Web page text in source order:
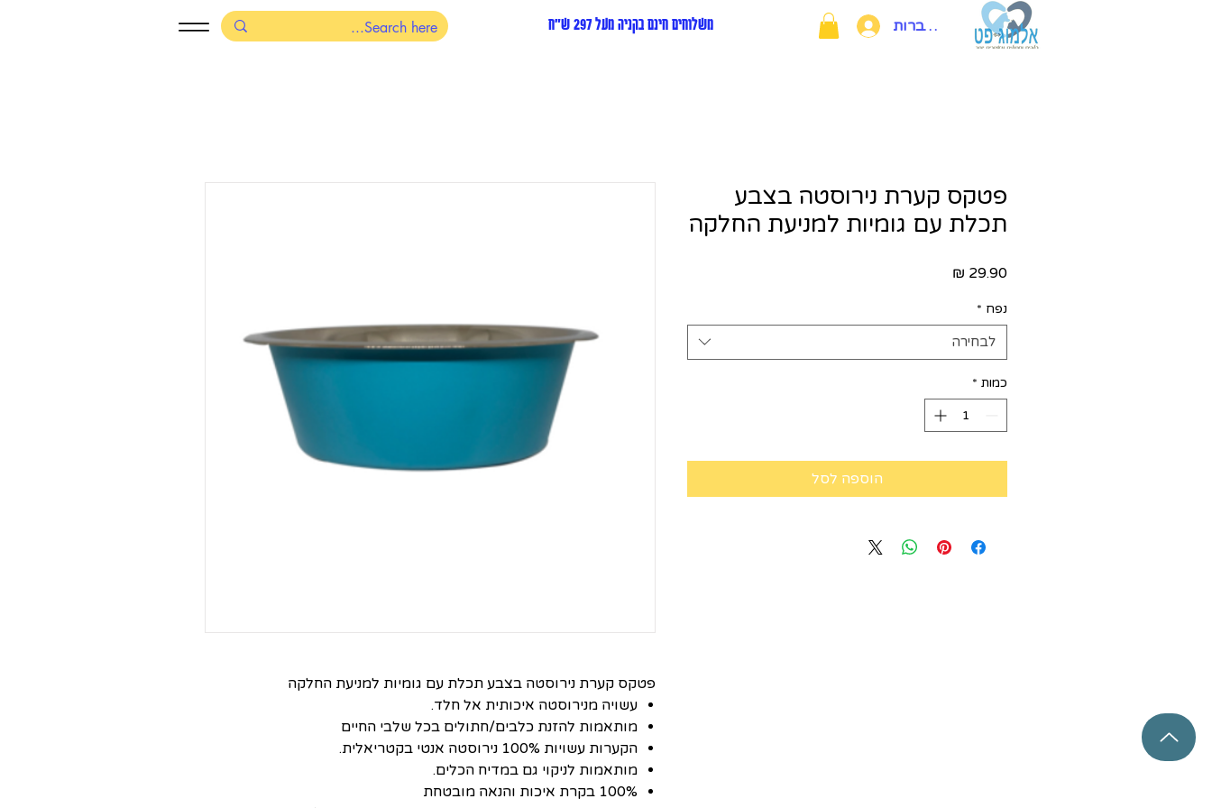
משלוחים חינם בקניה מעל 297 ש"ח להתחברות
פטקס קערת נירוסטה בצבע תכלת עם גומיות למניעת החלקה
עשויה מנירוסטה איכותית אל חלד.
מותאמות להזנת כלבים/חתולים בכל שלבי החיים
הקערות עשויות 100% נירוסטה אנטי בקטריאלית.
מותאמות לניקוי גם במדיח הכלים.
100% בקרת איכות והנאה מובטחת
פטקס קערת נירוסטה בצבע
תכלת עם גומיות למניעת החלקה
נפח *
לבחירה
כמות *
הוספה לסל